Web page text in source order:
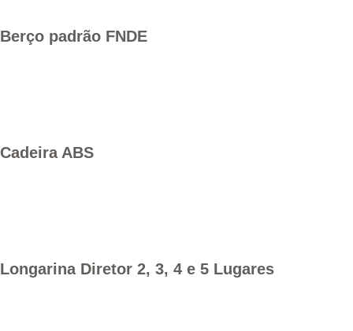
Berço padrão FNDE
Cadeira ABS
Longarina Diretor 2, 3, 4 e 5 Lugares